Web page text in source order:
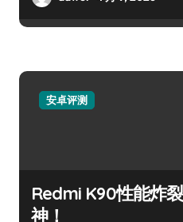
安卓评测
Redmi K90性能炸
神！